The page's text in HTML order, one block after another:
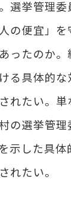
選挙管理委
の便宜」を
ったのか。
る具体的な
れたい。
の選挙管理
示した具体
れたい。